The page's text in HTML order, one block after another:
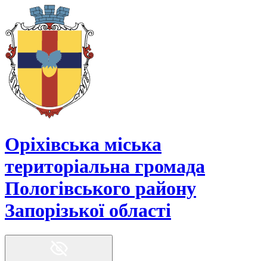
Оріхівська міська
територіальна громада
Пологівського району
Запорізької області